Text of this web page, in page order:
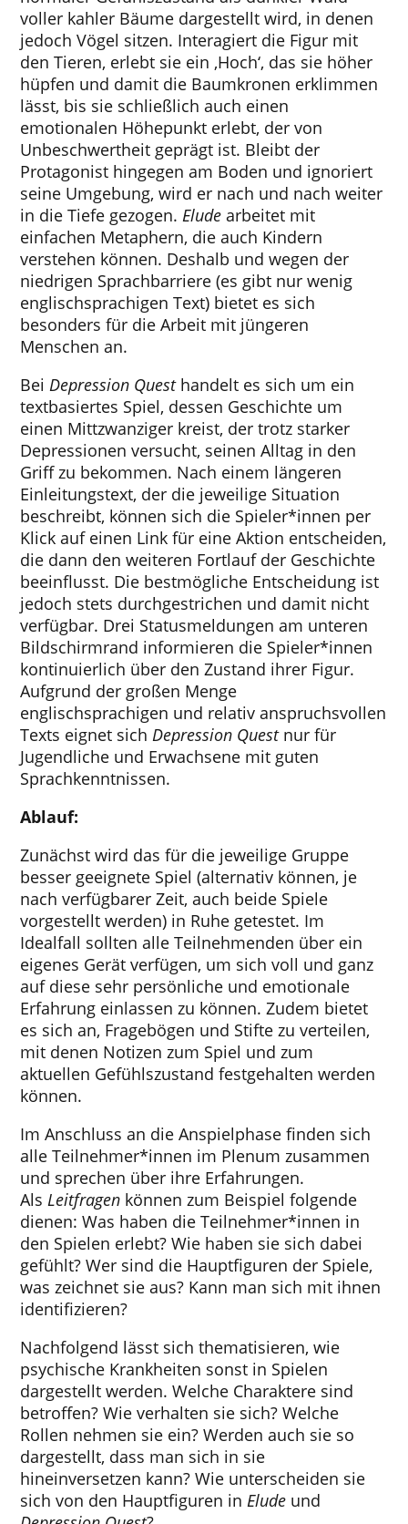
voller kahler Bäume dargestellt wird, in denen
jedoch Vögel sitzen. Interagiert die Figur mit
den Tieren, erlebt sie ein ‚Hoch‘, das sie höher
hüpfen und damit die Baumkronen erklimmen
lässt, bis sie schließlich auch einen
emotionalen Höhepunkt erlebt, der von
Unbeschwertheit geprägt ist. Bleibt der
Protagonist hingegen am Boden und ignoriert
seine Umgebung, wird er nach und nach weiter
in die Tiefe gezogen. Elude arbeitet mit
einfachen Metaphern, die auch Kindern
verstehen können. Deshalb und wegen der
niedrigen Sprachbarriere (es gibt nur wenig
englischsprachigen Text) bietet es sich
besonders für die Arbeit mit jüngeren
Menschen an.
Bei Depression Questhandelt es sich um ein
textbasiertes Spiel, dessen Geschichte um
einen Mittzwanziger kreist, der trotz starker
Depressionen versucht, seinen Alltag in den
Griff zu bekommen. Nach einem längeren
Einleitungstext, der die jeweilige Situation
beschreibt, können sich die Spieler*innen per
Klick auf einen Link für eine Aktion entscheiden,
die dann den weiteren Fortlauf der Geschichte
beeinflusst. Die bestmögliche Entscheidung ist
jedoch stets durchgestrichen und damit nicht
verfügbar. Drei Statusmeldungen am unteren
Bildschirmrand informieren die Spieler*innen
kontinuierlich über den Zustand ihrer Figur.
Aufgrund der großen Menge
englischsprachigen und relativ anspruchsvollen
Texts eignet sich Depression Questnur für
Jugendliche und Erwachsene mit guten
Sprachkenntnissen.
Ablauf:
Zunächst wird das für die jeweilige Gruppe
besser geeignete Spiel (alternativ können, je
nach verfügbarer Zeit, auch beide Spiele
vorgestellt werden) in Ruhe getestet. Im
Idealfall sollten alle Teilnehmenden über ein
eigenes Gerät verfügen, um sich voll und ganz
auf diese sehr persönliche und emotionale
Erfahrung einlassen zu können. Zudem bietet
es sich an, Fragebögen und Stifte zu verteilen,
mit denen Notizen zum Spiel und zum
aktuellen Gefühlszustand festgehalten werden
können.
Im Anschluss an die Anspielphase finden sich
alle Teilnehmer*innen im Plenum zusammen
und sprechen über ihre Erfahrungen.
Als Leitfragen können zum Beispiel folgende
dienen: Was haben die Teilnehmer*innen in
den Spielen erlebt? Wie haben sie sich dabei
gefühlt? Wer sind die Hauptfiguren der Spiele,
was zeichnet sie aus? Kann man sich mit ihnen
identifizieren?
Nachfolgend lässt sich thematisieren, wie
psychische Krankheiten sonst in Spielen
dargestellt werden. Welche Charaktere sind
betroffen? Wie verhalten sie sich? Welche
Rollen nehmen sie ein? Werden auch sie so
dargestellt, dass man sich in sie
hineinversetzen kann? Wie unterscheiden sie
sich von den Hauptfiguren in Elude und